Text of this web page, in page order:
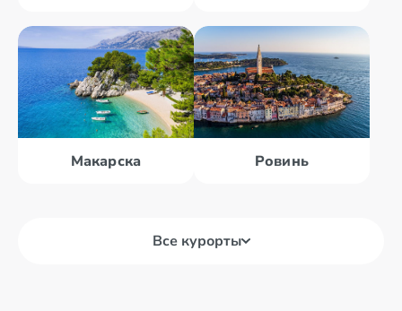
Макарска Ровинь
Все курорты